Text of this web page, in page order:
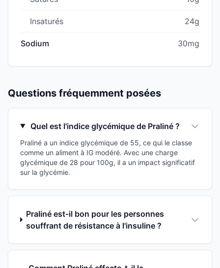
Insaturés 24g
Sodium 30mg
Questions fréquemment posées
Quel est l'indice glycémique de Praliné ?
Praliné a un indice glycémique de 55, ce qui le classe
comme un aliment à IG modéré. Avec une charge
glycémique de 28 pour 100g, il a un impact significatif
sur la glycémie.
Praliné est-il bon pour les personnes
souffrant de résistance à l'insuline ?